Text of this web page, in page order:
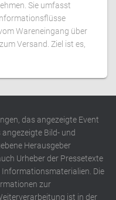
Sie umfasst
Wareneingang über
Versand. Ziel ist es,
das angezeigte Event
Bild- und
Herausgeber
Urheber der Pressetexte
Informationsmaterialien. Die
zur
ist in der